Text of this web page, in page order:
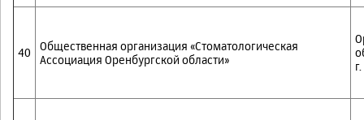
40
Общественная организация «Стоматологическая
Ассоциация Оренбургской области»